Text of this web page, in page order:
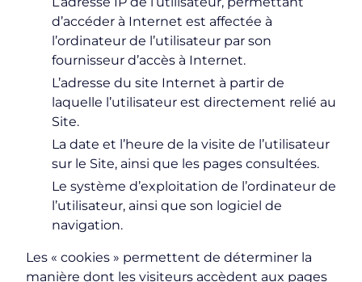
d’accéder à Internet est affectée à
l’ordinateur de l’utilisateur par son
fournisseur d’accès à Internet.
L’adresse du site Internet à partir de
laquelle l’utilisateur est directement relié au
Site.
La date et l’heure de la visite de l’utilisateur
sur le Site, ainsi que les pages consultées.
Le système d’exploitation de l’ordinateur de
l’utilisateur, ainsi que son logiciel de
navigation.
Les « cookies » permettent de déterminer la
manière dont les visiteurs accèdent aux pages